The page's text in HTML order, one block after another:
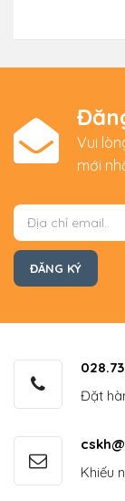
Vui
mới
Đặt
Khiếu